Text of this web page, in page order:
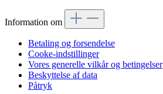
Information om
Betaling og forsendelse
Cooke-indstillinger
Vores generelle vilkår og betingelser
Beskyttelse af data
Påtryk